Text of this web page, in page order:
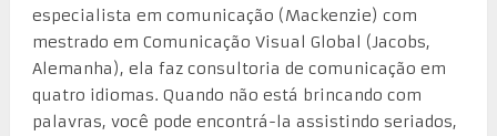
especialista em comunicação (Mackenzie) com
mestrado em Comunicação Visual Global (Jacobs,
Alemanha), ela faz consultoria de comunicação em
quatro idiomas. Quando não está brincando com
palavras, você pode encontrá-la assistindo seriados,